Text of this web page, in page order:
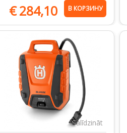
€284,10 В КОРЗИНУ
Salīdzināt